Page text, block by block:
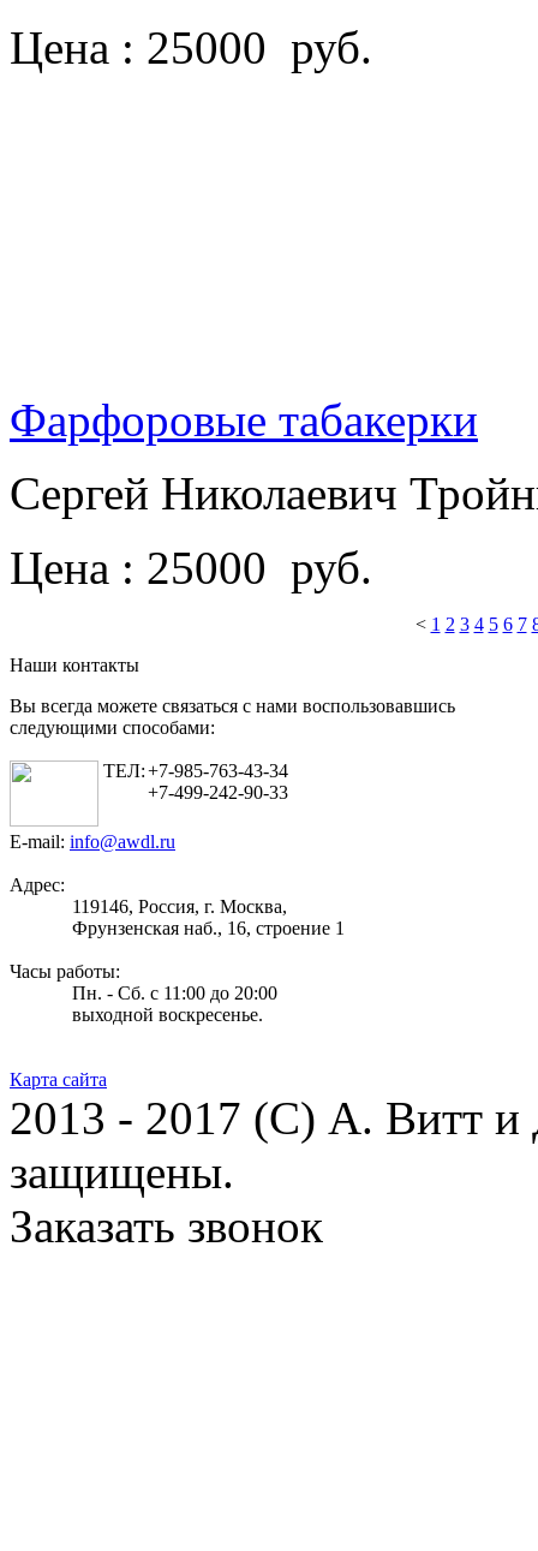
Цена : 25000 руб.
Фарфоровые табакерки
Сергей Николаевич
Цена : 25000 руб.
< 1 2 3 4 5 6 7
Наши контакты
Вы всегда можете связаться с нами воспользовавшись
следующими способами:
ТЕЛ:+7-985-763-43-34
+7-499-242-90-33
E-mail: info@awdl.ru
Адрес:
119146, Россия, г. Москва,
Фрунзенская наб., 16, строение 1
Часы работы:
Пн. - Сб. с 11:00 до 20:00
выходной воскресенье.
Карта сайта
2013 - 2017 (С) А. Витт и
защищены.
Заказать звонок